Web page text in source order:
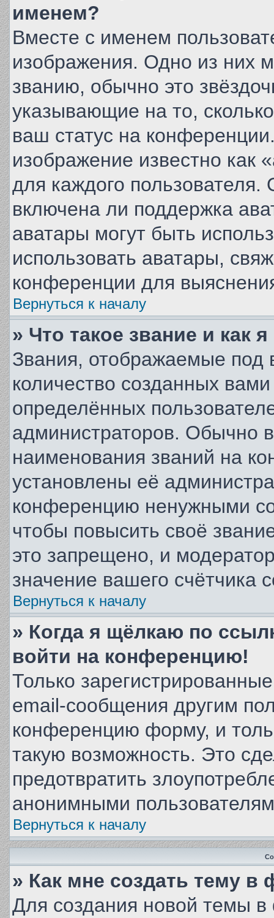
именем?
Вместе с именем
изображения. Одно из них
званию, обычно это
указывающие на то,
ваш статус на
изображение известно как
для каждого пользователя.
включена ли поддержка
аватары могут быть
использовать аватары,
конференции для
Вернуться к началу
» Что такое звание и как
Звания, отображаемые
количество созданных
определённых
администраторов. Обычно
наименования званий на
установлены её
конференцию ненужными
чтобы повысить своё
это запрещено, и
значение вашего счётчика
Вернуться к началу
» Когда я щёлкаю по
войти на конференцию!
Только
email-сообщения другим
конференцию форму, и
такую возможность. Это
предотвратить
анонимными
Вернуться к началу
» Как мне создать тему в
Для создания новой темы